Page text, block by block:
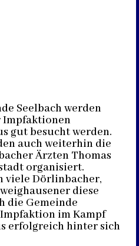
Seelbach werden
Impfaktionen
gut besucht werden.
auch weiterhin die
Ärzten Thomas
organisiert.
viele Dörlinbacher,
diese
die Gemeinde
im Kampf
erfolgreich hinter sich